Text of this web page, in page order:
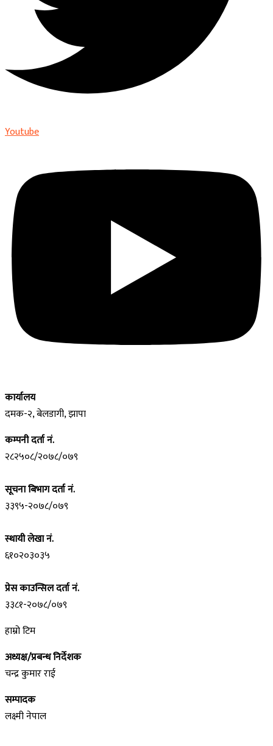
Youtube
कार्यालय
दमक-२, बेलडागी, झापा
कम्पनी दर्ता नं.
२८२५०८/२०७८/०७९
सूचना बिभाग दर्ता नं.
३३९५-२०७८/०७९
स्थायी लेखा नं.
६१०२०३०३५
प्रेस काउन्सिल दर्ता नं.
३३८१-२०७८/०७९
हाम्रो टिम
अध्यक्ष/प्रबन्ध निर्देशक
चन्द्र कुमार राई
सम्पादक
लक्ष्मी नेपाल